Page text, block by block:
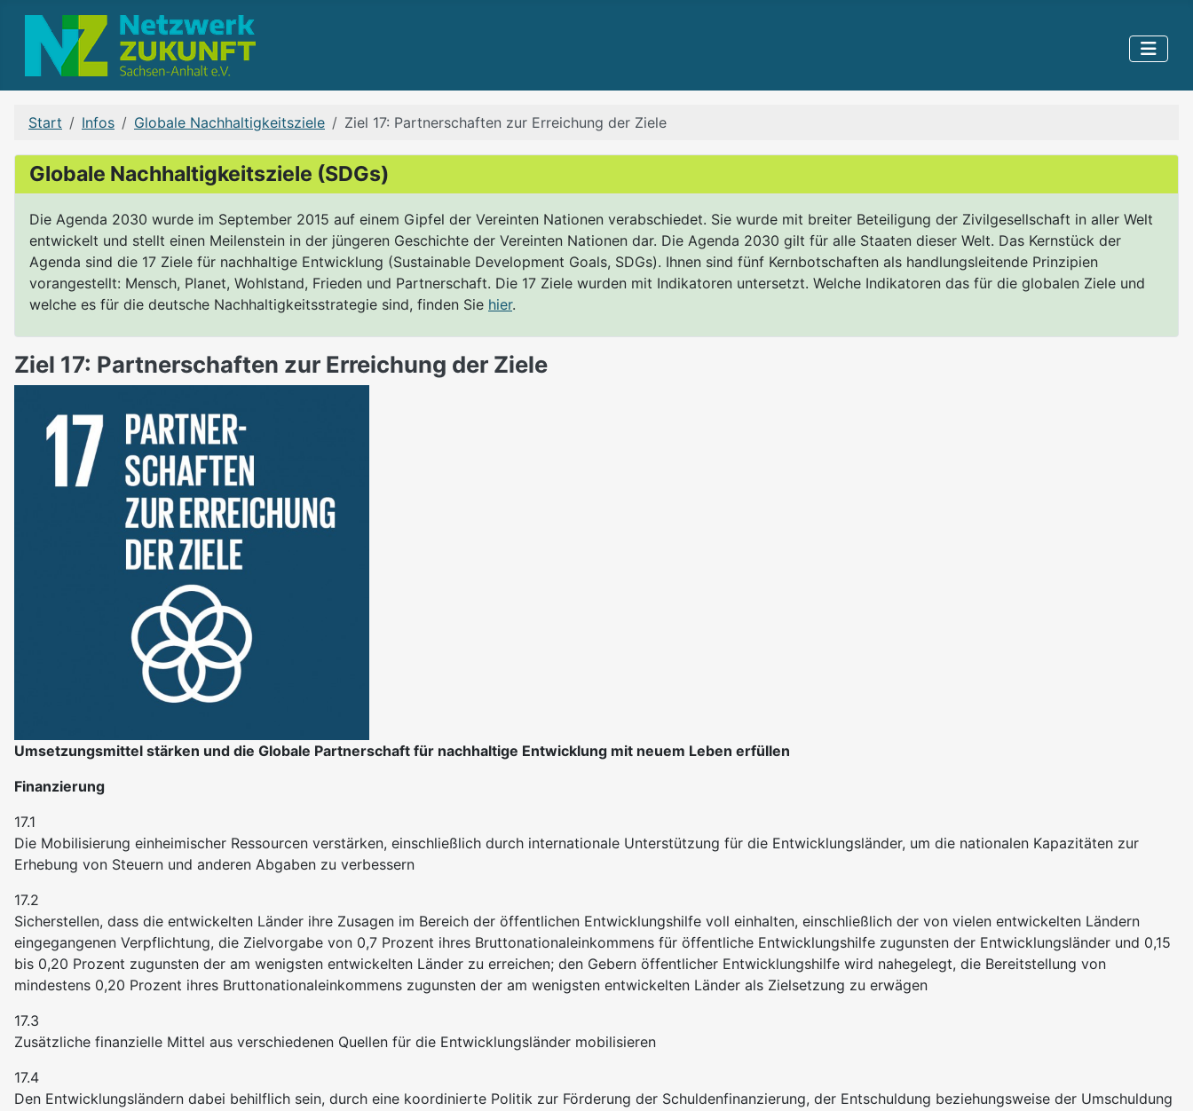
Start Infos Globale Nachhaltigkeitsziele Ziel 17: Partnerschaften zur Erreichung der Ziele
Globale Nachhaltigkeitsziele (SDGs)
Die Agenda 2030 wurde im September 2015 auf einem Gipfel der Vereinten Nationen verabschiedet. Sie wurde mit breiter Beteiligung der Zivilgesellschaft in aller Welt
entwickelt und stellt einen Meilenstein in der jüngeren Geschichte der Vereinten Nationen dar. Die Agenda 2030 gilt für alle Staaten dieser Welt. Das Kernstück der
Agenda sind die 17 Ziele für nachhaltige Entwicklung (Sustainable Development Goals, SDGs). Ihnen sind fünf Kernbotschaften als handlungsleitende Prinzipien
vorangestellt: Mensch, Planet, Wohlstand, Frieden und Partnerschaft. Die 17 Ziele wurden mit Indikatoren untersetzt. Welche Indikatoren das für die globalen Ziele und
welche es für die deutsche Nachhaltigkeitsstrategie sind, finden Sie hier.
Ziel 17: Partnerschaften zur Erreichung der Ziele
Umsetzungsmittel stärken und die Globale Partnerschaft für nachhaltige Entwicklung mit neuem Leben erfüllen
Finanzierung
17.1
Die Mobilisierung einheimischer Ressourcen verstärken, einschließlich durch internationale Unterstützung für die Entwicklungsländer, um die nationalen Kapazitäten zur
Erhebung von Steuern und anderen Abgaben zu verbessern
17.2
Sicherstellen, dass die entwickelten Länder ihre Zusagen im Bereich der öffentlichen Entwicklungshilfe voll einhalten, einschließlich der von vielen entwickelten Ländern
eingegangenen Verpflichtung, die Zielvorgabe von 0,7 Prozent ihres Bruttonationaleinkommens für öffentliche Entwicklungshilfe zugunsten der Entwicklungsländer und 0,15
bis 0,20 Prozent zugunsten der am wenigsten entwickelten Länder zu erreichen; den Gebern öffentlicher Entwicklungshilfe wird nahegelegt, die Bereitstellung von
mindestens 0,20 Prozent ihres Bruttonationaleinkommens zugunsten der am wenigsten entwickelten Länder als Zielsetzung zu erwägen
17.3
Zusätzliche finanzielle Mittel aus verschiedenen Quellen für die Entwicklungsländer mobilisieren
17.4
Den Entwicklungsländern dabei behilflich sein, durch eine koordinierte Politik zur Förderung der Schuldenfinanzierung, der Entschuldung beziehungsweise der Umschuldung